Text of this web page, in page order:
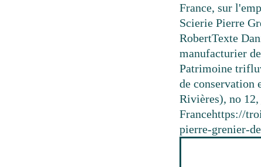
France, sur
Scierie Pierre
RobertTexte
manufacturier
Patrimoine
de conservation
Rivières), no
Francehttps://
pierre-grenier-